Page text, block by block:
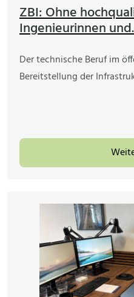
ZBI: Ohne
Ingenieurinnen
Der technische Beruf im
Bereitstellung der